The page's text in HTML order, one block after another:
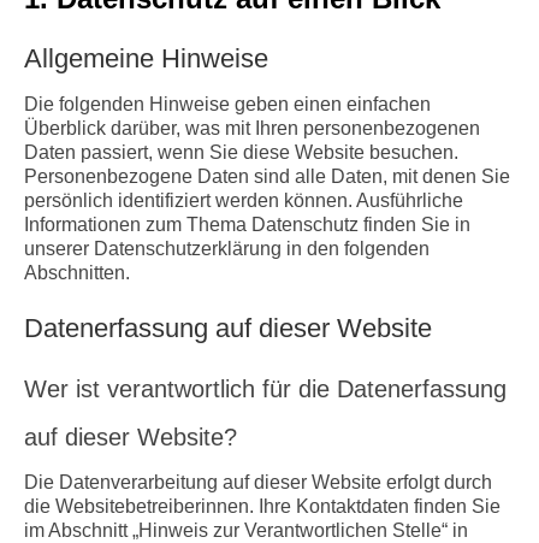
Info-Links gegen Rechts
Allgemeine Hinweise
Die folgenden Hinweise geben einen einfachen
Überblick darüber, was mit Ihren personenbezogenen
Daten passiert, wenn Sie diese Website besuchen.
Personenbezogene Daten sind alle Daten, mit denen Sie
persönlich identifiziert werden können. Ausführliche
Informationen zum Thema Datenschutz finden Sie in
unserer Datenschutzerklärung in den folgenden
Abschnitten.
Datenerfassung auf dieser Website
Wer ist verantwortlich für die Datenerfassung
auf dieser Website?
Die Datenverarbeitung auf dieser Website erfolgt durch
die Websitebetreiberinnen. Ihre Kontaktdaten finden Sie
im Abschnitt „Hinweis zur Verantwortlichen Stelle“ in